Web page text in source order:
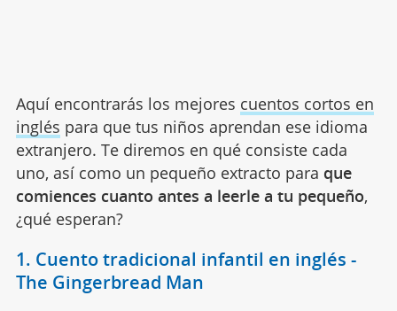
Aquí encontrarás los mejores cuentos cortos en
inglés para que tus niños aprendan ese idioma
extranjero. Te diremos en qué consiste cada
uno, así como un pequeño extracto para que
comiences cuanto antes a leerle a tu pequeño,
¿qué esperan?
1. Cuento tradicional infantil en inglés -
The Gingerbread Man